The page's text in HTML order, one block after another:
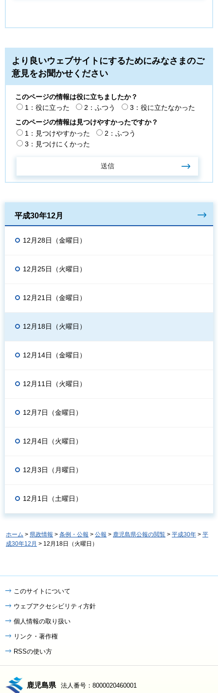
より良いウェブサイトにするためにみなさまのご
意見をお聞かせください
このページの情報は役に立ちましたか？
1：役に立った
2：ふつう
3：役に立たなかった
このページの情報は見つけやすかったですか？
1：見つけやすかった
2：ふつう
3：見つけにくかった
平成30年12月
12月28日（金曜日）
12月25日（火曜日）
12月21日（金曜日）
12月18日（火曜日）
12月14日（金曜日）
12月11日（火曜日）
12月7日（金曜日）
12月4日（火曜日）
12月3日（月曜日）
12月1日（土曜日）
ホーム > 県政情報 > 条例・公報 > 公報 > 鹿児島県公報の閲覧 > 平成30年 > 平
成30年12月 > 12月18日（火曜日）
このサイトについて
ウェブアクセシビリティ方針
個人情報の取り扱い
リンク・著作権
RSSの使い方
鹿児島県 法人番号：8000020460001